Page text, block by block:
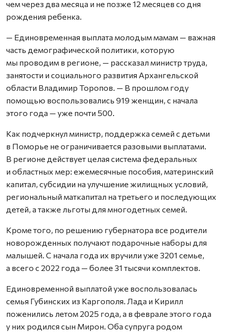
чем через два месяца и не позже 12 месяцев со дня
рождения ребенка.
— Единовременная выплата молодым мамам — важная
часть демографической политики, которую
мы проводим в регионе, — рассказал министр труда,
занятости и социального развития Архангельской
области Владимир Торопов. — В прошлом году
помощью воспользовались 919 женщин, с начала
этого года — уже почти 500.
Как подчеркнул министр, поддержка семей с детьми
в Поморье не ограничивается разовыми выплатами.
В регионе действует целая система федеральных
и областных мер: ежемесячные пособия, материнский
капитал, субсидии на улучшение жилищных условий,
региональный маткапитал на третьего и последующих
детей, а также льготы для многодетных семей.
Кроме того, по решению губернатора все родители
новорожденных получают подарочные наборы для
малышей. С начала года их вручили уже 3201 семье,
а всего с 2022 года — более 31 тысячи комплектов.
Единовременной выплатой уже воспользовалась
семья Губинских из Каргополя. Лада и Кирилл
поженились летом 2025 года, а в феврале этого года
у них родился сын Мирон. Оба супруга родом